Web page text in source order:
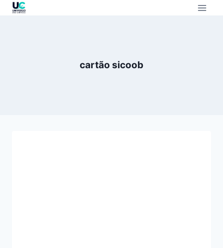
cartão sicoob